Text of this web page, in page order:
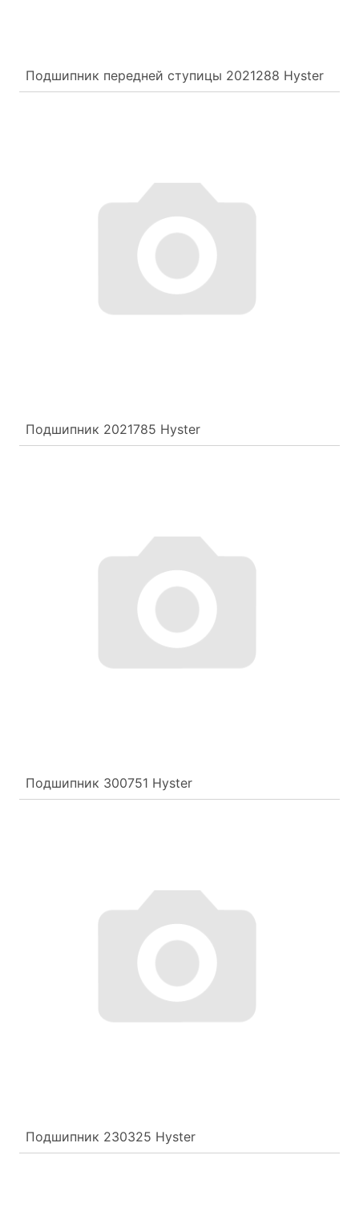
Подшипник передней ступицы 2021288 Hyster
Подшипник 2021785 Hyster
Подшипник 300751 Hyster
Подшипник 230325 Hyster